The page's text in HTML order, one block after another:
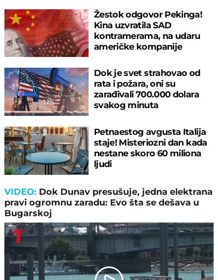
Žestok odgovor Pekinga!
Kina uzvratila SAD
kontramerama, na udaru
američke kompanije
Dok je svet strahovao od
rata i požara, oni su
zarađivali 700.000 dolara
svakog minuta
Petnaestog avgusta Italija
staje! Misteriozni dan kada
nestane skoro 60 miliona
ljudi
VIDEO: Dok Dunav presušuje, jedna elektrana
pravi ogromnu zaradu: Evo šta se dešava u
Bugarskoj